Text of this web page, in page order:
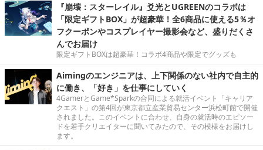
『崩壊：スターレイル』爻光とUGREENのコラボは
「限定ギフトBOX」が超豪華！全6商品に使える5％オ
フクーポンやコスプレイヤー撮影会など、盛りだくさ
んでお届け
限定ギフトBOXは超豪華！コラボ4商品や限定でグッズも
Aimingのエンジニアは、上下関係のない社内で自主的
に働き、「好き」を仕事にしていく
4GamerとGame*Sparkの合同による就活イベント「キャリア
クエスト」の第4回が東京都立産業貿易センター浜松町館で開催
されました。このイベントに合わせ、自身の就活時のエピソー
ドを若手クリエイターに聞いてみたので、その模様をお届けし
ます。